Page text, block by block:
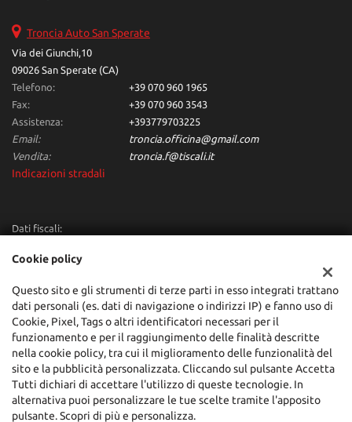
Troncia Auto San Sperate
Via dei Giunchi,10
09026 San Sperate (CA)
Telefono:
+39 070 960 1965
Fax:
+39 070 960 3543
Assistenza:
+393779703225
Email:
troncia.officina@gmail.com
Vendita:
troncia.f@tiscali.it
Indicazioni stradali
Dati fiscali:
Via dei Giunchi,10, San Sperate (CA)
Registro delle imprese:CA
Cookie policy
Questo sito e gli strumenti di terze parti in esso integrati trattano
dati personali (es. dati di navigazione o indirizzi IP) e fanno uso di
Cookie, Pixel, Tags o altri identificatori necessari per il
funzionamento e per il raggiungimento delle finalità descritte
nella cookie policy, tra cui il miglioramento delle funzionalità del
sito e la pubblicità personalizzata. Cliccando sul pulsante Accetta
Tutti dichiari di accettare l'utilizzo di queste tecnologie. In
alternativa puoi personalizzare le tue scelte tramite l'apposito
pulsante. Scopri di più e personalizza.